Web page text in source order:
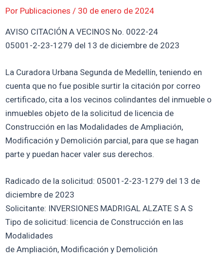
Por Publicaciones / 30 de enero de 2024
AVISO CITACIÓN A VECINOS No. 0022-24
05001-2-23-1279 del 13 de diciembre de 2023
La Curadora Urbana Segunda de Medellín, teniendo en
cuenta que no fue posible surtir la citación por correo
certificado, cita a los vecinos colindantes del inmueble o
inmuebles objeto de la solicitud de licencia de
Construcción en las Modalidades de Ampliación,
Modificación y Demolición parcial, para que se hagan
parte y puedan hacer valer sus derechos.
Radicado de la solicitud: 05001-2-23-1279 del 13 de
diciembre de 2023
Solicitante: INVERSIONES MADRIGAL ALZATE S A S
Tipo de solicitud: licencia de Construcción en las
Modalidades
de Ampliación, Modificación y Demolición